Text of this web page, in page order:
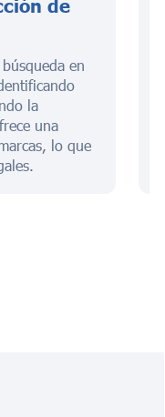
de
en
la
una
lo que